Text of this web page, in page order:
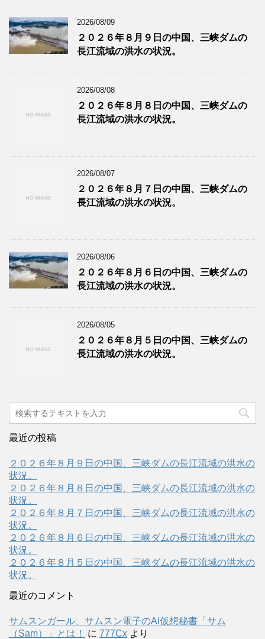
2026/08/09
２０２６年８月９日の中国、三峡ダムの
長江流域の洪水の状況。
2026/08/08
２０２６年８月８日の中国、三峡ダムの
長江流域の洪水の状況。
2026/08/07
２０２６年８月７日の中国、三峡ダムの
長江流域の洪水の状況。
2026/08/06
２０２６年８月６日の中国、三峡ダムの
長江流域の洪水の状況。
2026/08/05
２０２６年８月５日の中国、三峡ダムの
長江流域の洪水の状況。
最近の投稿
２０２６年８月９日の中国、三峡ダムの長江流域の洪水の
状況。
２０２６年８月８日の中国、三峡ダムの長江流域の洪水の
状況。
２０２６年８月７日の中国、三峡ダムの長江流域の洪水の
状況。
２０２６年８月６日の中国、三峡ダムの長江流域の洪水の
状況。
２０２６年８月５日の中国、三峡ダムの長江流域の洪水の
状況。
最近のコメント
サムスンガール、サムスン電子のAI仮想秘書「サム
（Sam）」とは！
に 777Cx より